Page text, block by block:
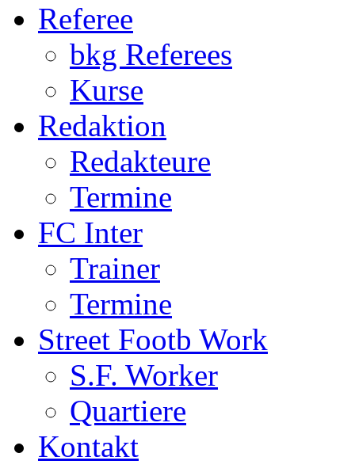
Referee
bkg Referees
Kurse
Redaktion
Redakteure
Termine
FC Inter
Trainer
Termine
Street Footb Work
S.F. Worker
Quartiere
Kontakt